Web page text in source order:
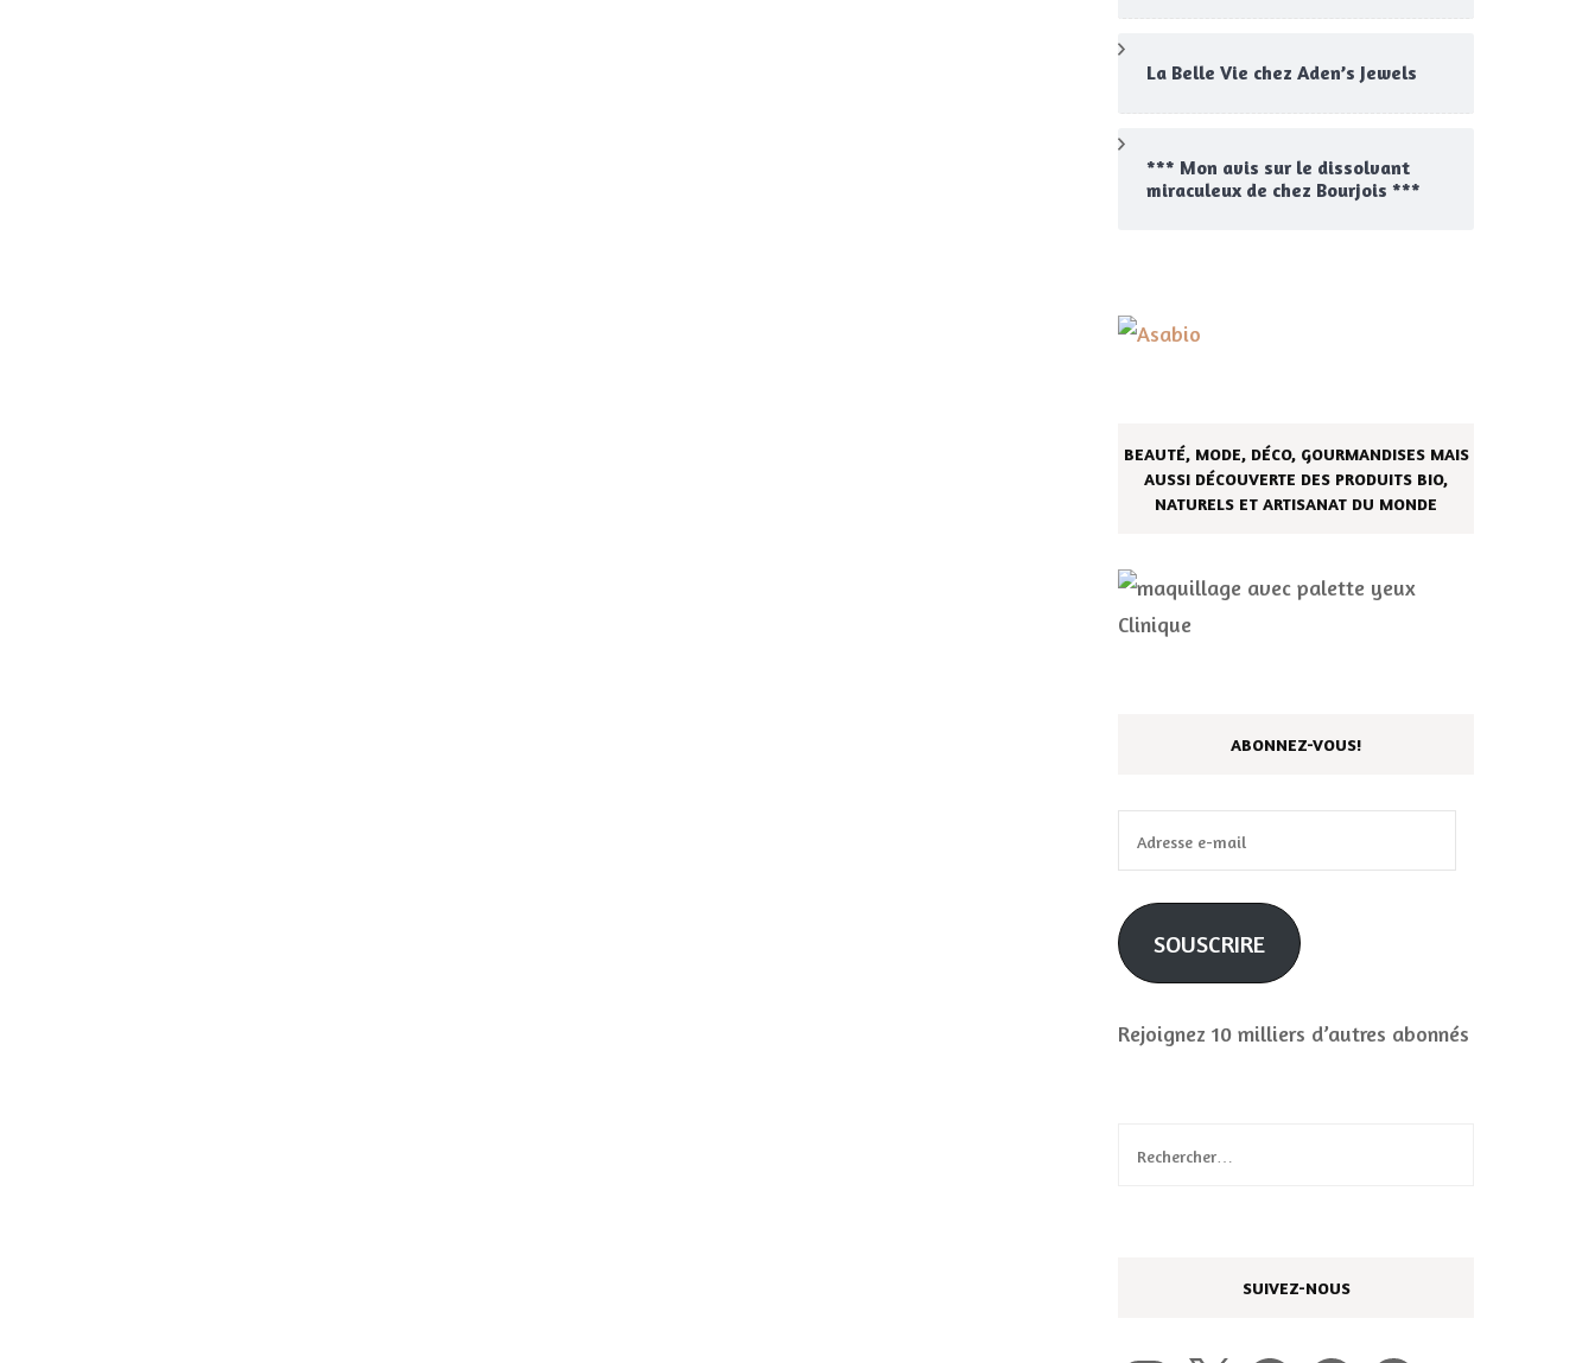
La Belle Vie chez Aden’s Jewels
*** Mon avis sur le dissolvant
miraculeux de chez Bourjois ***
BEAUTÉ, MODE, DÉCO, GOURMANDISES MAIS
AUSSI DÉCOUVERTE DES PRODUITS BIO,
NATURELS ET ARTISANAT DU MONDE
ABONNEZ-VOUS!
e-
mail
SOUSCRIRE
Rejoignez 10 milliers d’autres abonnés
Rechercher :
SUIVEZ-NOUS